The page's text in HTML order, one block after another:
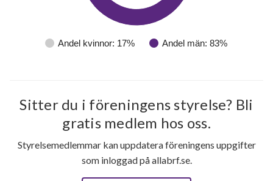
Andel kvinnor: 17% Andel män: 83%
Sitter du i föreningens styrelse? Bli
gratis medlem hos oss.
Styrelsemedlemmar kan uppdatera föreningens uppgifter
som inloggad på allabrf.se.